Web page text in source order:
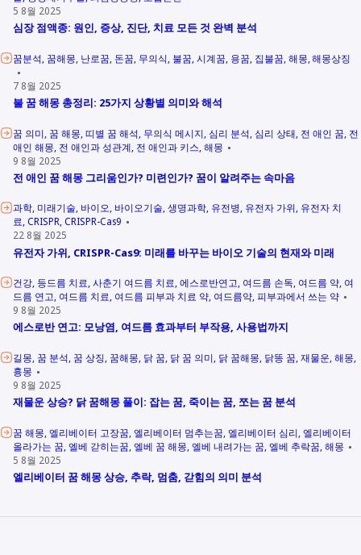
5 8월 2025
심장 점액종: 원인, 증상, 진단, 치료 모든 것 완벽 분석
꿈분석 꿈해몽 난로꿈 돈꿈 무의식 불꿈 시계꿈 용꿈 집불꿈 해몽 해몽상징
7 8월 2025
불 꿈 해몽 총정리: 25가지 상황별 의미와 해석
꿈 의미 꿈 해몽 띠별 꿈 해석 무의식 메시지 심리 분석 심리 상태 전 애인 꿈 전
애인 해몽 전 애인과 성관계 전 애인과 키스 해몽
9 8월 2025
전 애인 꿈 해몽 그리움인가? 미련인가? 꿈이 알려주는 속마음
과학 미래기술 바이오 바이오기술 생명과학 유전병 유전자 가위 유전자 치
료 CRISPR CRISPR-Cas9
22 8월 2025
유전자 가위, CRISPR-Cas9: 미래를 바꾸는 바이오 기술의 현재와 미래
건강 등드름 치료 사춘기 여드름 치료 에스로반연고 여드름 손독 여드름 약 여
드름 연고 여드름 치료 여드름 피부과 치료 약 여드름약 피부과에서 쓰는 약
9 8월 2025
에스로반 연고: 모낭염, 여드름 효과부터 부작용, 사용법까지
길몽 꿈 분석 꿈 상징 꿈해몽 닭 꿈 닭 꿈 의미 닭 꿈해몽 닭똥 꿈 재물운 해몽
흉몽
9 8월 2025
재물운 상승? 닭 꿈해몽 풀이: 잡는 꿈, 죽이는 꿈, 쪼는 꿈 분석
꿈 해몽 엘리베이터 고장꿈 엘리베이터 멈추는꿈 엘리베이터 심리 엘리베이터
올라가는 꿈 엘베 갇히는꿈 엘베 꿈 해몽 엘베 내려가는 꿈 엘베 추락꿈 해몽
5 8월 2025
엘리베이터 꿈 해몽 상승, 추락, 멈춤, 갇힘의 의미 분석